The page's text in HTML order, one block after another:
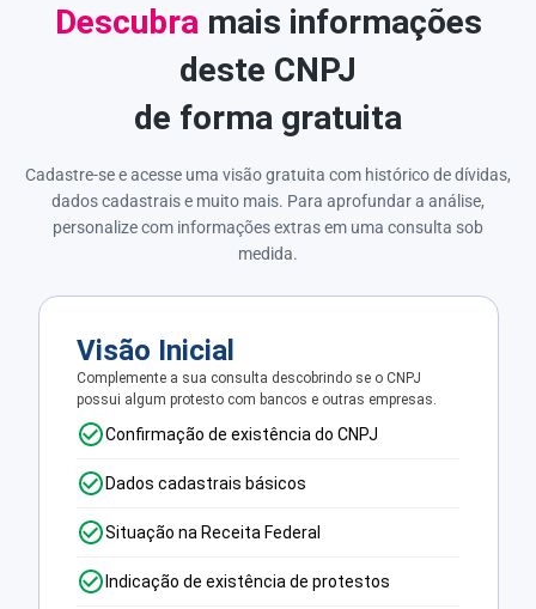
Descubra mais informações
deste CNPJ
de forma gratuita
Cadastre-se e acesse uma visão gratuita com histórico de dívidas,
dados cadastrais e muito mais. Para aprofundar a análise,
personalize com informações extras em uma consulta sob
medida.
Visão Inicial
Complemente a sua consulta descobrindo se o CNPJ
possui algum protesto com bancos e outras empresas.
Confirmação de existência do CNPJ
Dados cadastrais básicos
Situação na Receita Federal
Indicação de existência de protestos